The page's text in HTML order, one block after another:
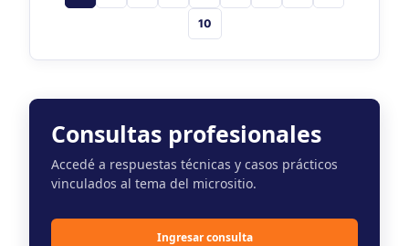
10
Consultas profesionales
Accedé a respuestas técnicas y casos prácticos
vinculados al tema del micrositio.
Ingresar consulta